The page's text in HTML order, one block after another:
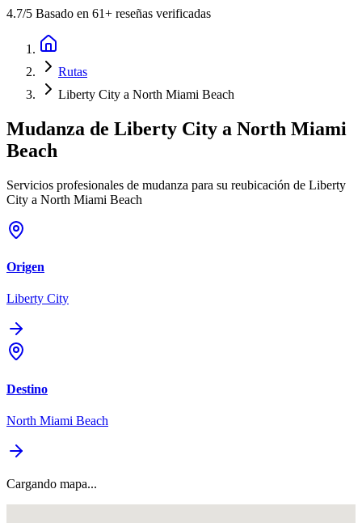
4.7/5 Basado en 61+ reseñas verificadas
Rutas
Liberty City a North Miami Beach
Mudanza de Liberty City a North Miami
Beach
Servicios profesionales de mudanza para su reubicación de Liberty
City a North Miami Beach
Origen
Liberty City
Destino
North Miami Beach
Cargando mapa...